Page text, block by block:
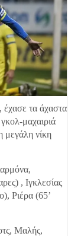
τα άχαστα
μαχαιριά
μεγάλη νίκη
, Ιγκλεσίας
Ριέρα (65’
Μαλής,